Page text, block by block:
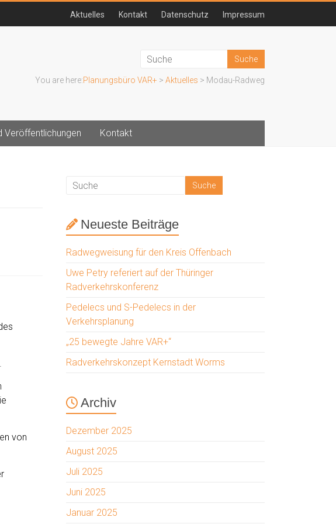
Aktuelles Kontakt Datenschutz Impressum
You are here:Planungsbüro VAR+ > Aktuelles > Modau-Radweg
Veröffentlichungen Kontakt
von
Neueste Beiträge
Radwegweisung für den Kreis Offenbach
Uwe Petry referiert auf der Thüringer
Radverkehrskonferenz
Pedelecs und S-Pedelecs in der
Verkehrsplanung
„25 bewegte Jahre VAR+“
Radverkehrskonzept Kernstadt Worms
Archiv
Dezember 2025
August 2025
Juli 2025
Juni 2025
Januar 2025